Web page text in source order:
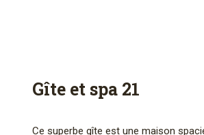
Gîte et spa 21
Ce superbe gîte est une maison